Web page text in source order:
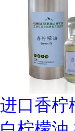
进口香柠